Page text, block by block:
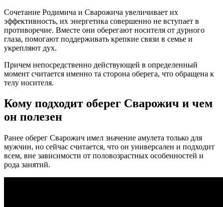
Сочетание Родимича и Сварожича увеличивает их
эффективность, их энергетика совершенно не вступает в
противоречие. Вместе они оберегают носителя от дурного
глаза, помогают поддерживать крепкие связи в семье и
укрепляют дух.
Причем непосредственно действующей в определенный
момент считается именно та сторона оберега, что обращена к
телу носителя.
Кому подходит оберег Сварожич и чем
он полезен
Ранее оберег Сварожич имел значение амулета только для
мужчин, но сейчас считается, что он универсален и подходит
всем, вне зависимости от половозрастных особенностей и
рода занятий.